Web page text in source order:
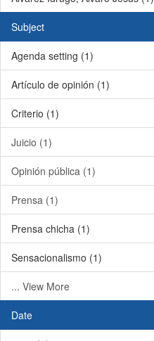
Subject
Agenda setting (1)
Artículo de opinión (1)
Criterio (1)
Juicio (1)
Opinión pública (1)
Prensa (1)
Prensa chicha (1)
Sensacionalismo (1)
... View More
Date